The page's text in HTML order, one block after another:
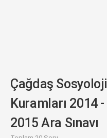
Çağdaş Sosyoloji
Kuramları 2014 -
2015 Ara Sınavı